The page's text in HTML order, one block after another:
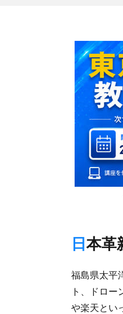
日本
福島県太平
ト、ドロ
や楽天とい